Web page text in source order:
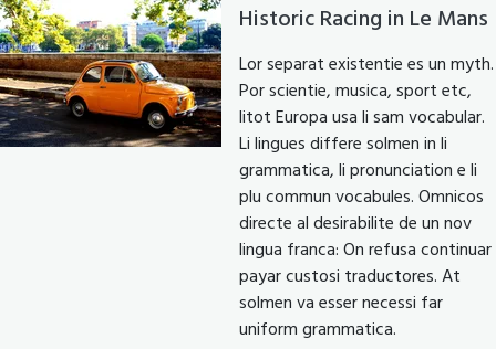
Historic Racing in Le Mans
Lor separat existentie es un myth.
Por scientie, musica, sport etc,
litot Europa usa li sam vocabular.
Li lingues differe solmen in li
grammatica, li pronunciation e li
plu commun vocabules. Omnicos
directe al desirabilite de un nov
lingua franca: On refusa continuar
payar custosi traductores. At
solmen va esser necessi far
uniform grammatica.